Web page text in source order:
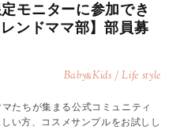
モニターに参加でき
ンドママ部】部員募
Baby&Kids / Life style
たちが集まる公式コミュニティ
い方、コスメサンプルをお試しし